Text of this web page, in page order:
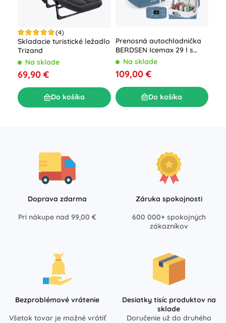
(4)
Skladacie turistické ležadlo
Trizand
Na sklade
69,90 €
Do košíka
Prenosná autochladnička
BERDSEN Icemax 29 l s
ECO režimom – modrá
Na sklade
109,00 €
Do košíka
Doprava zdarma
Pri nákupe nad 99,00 €
Záruka spokojnosti
600 000+ spokojných
zákazníkov
Bezproblémové vrátenie
Všetok tovar je možné vrátiť
Desiatky tisíc produktov na
sklade
Doručenie už do druhého